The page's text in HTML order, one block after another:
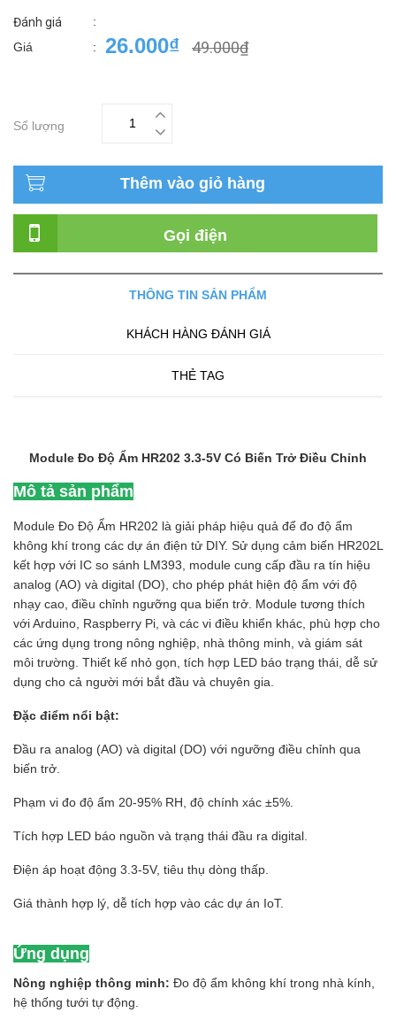
Đánh giá
:
Giá
: 26.000₫ 49.000₫
Số lượng
Thêm vào giỏ hàng
Gọi điện
THÔNG TIN SẢN PHẨM
KHÁCH HÀNG ĐÁNH GIÁ
THẺ TAG
Module Đo Độ Ẩm HR202 3.3-5V Có Biến Trở Điều Chỉnh
Mô tả sản phẩm
Module Đo Độ Ẩm HR202 là giải pháp hiệu quả để đo độ ẩm
không khí trong các dự án điện tử DIY. Sử dụng cảm biến HR202L
kết hợp với IC so sánh LM393, module cung cấp đầu ra tín hiệu
analog (AO) và digital (DO), cho phép phát hiện độ ẩm với độ
nhạy cao, điều chỉnh ngưỡng qua biến trở. Module tương thích
với Arduino, Raspberry Pi, và các vi điều khiển khác, phù hợp cho
các ứng dụng trong nông nghiệp, nhà thông minh, và giám sát
môi trường. Thiết kế nhỏ gọn, tích hợp LED báo trạng thái, dễ sử
dụng cho cả người mới bắt đầu và chuyên gia.
Đặc điểm nổi bật:
Đầu ra analog (AO) và digital (DO) với ngưỡng điều chỉnh qua
biến trở.
Phạm vi đo độ ẩm 20-95% RH, độ chính xác ±5%.
Tích hợp LED báo nguồn và trạng thái đầu ra digital.
Điện áp hoạt động 3.3-5V, tiêu thụ dòng thấp.
Giá thành hợp lý, dễ tích hợp vào các dự án IoT.
Ứng dụng
Nông nghiệp thông minh: Đo độ ẩm không khí trong nhà kính,
hệ thống tưới tự động.